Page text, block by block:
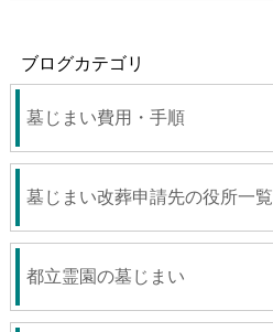
ブログカテゴリ
墓じまい費用・手順
墓じまい改葬申請先の役所一覧
都立霊園の墓じまい